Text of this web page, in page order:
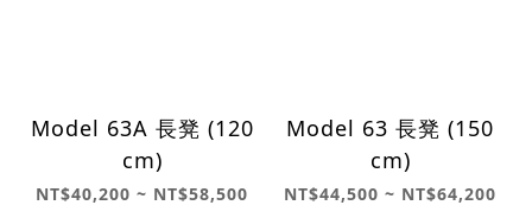
Model 63A 長凳 (120
cm)
NT$40,200 ~ NT$58,500
Model 63 長凳 (150
cm)
NT$44,500 ~ NT$64,200